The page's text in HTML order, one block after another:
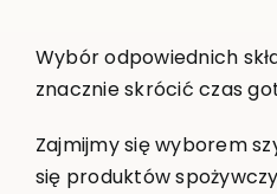
Wybór odpowiednich
znacznie skrócić czas
Zajmijmy się wyborem
się produktów